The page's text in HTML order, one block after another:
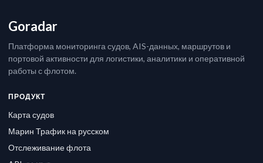
Goradar
Платформа мониторинга судов, AIS-данных, маршрутов и
портовой активности для логистики, аналитики и оперативной
работы с флотом.
ПРОДУКТ
Карта судов
Марин Трафик на русском
Отслеживание флота